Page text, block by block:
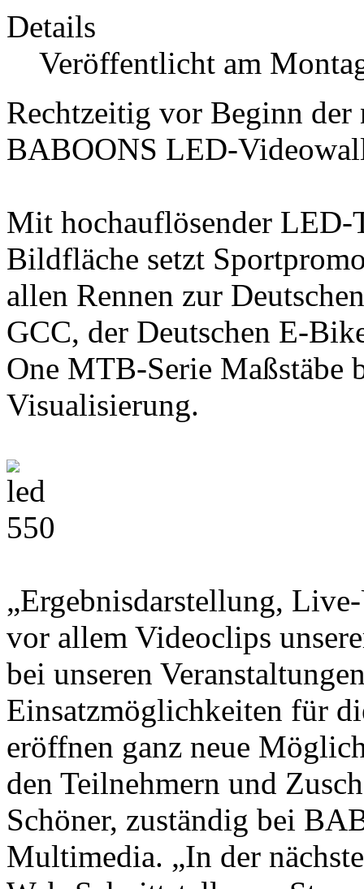
Details
Veröffentlicht am
Rechtzeitig vor Beginn der
BABOONS LED-
Mit hochauflösender LED-
Bildfläche setzt
allen Rennen zur
GCC, der Deutschen E-
One MTB-Serie Maßstäbe
Visualisierung.
„Ergebnisdarstellung,
vor allem Videoclips
bei unseren
Einsatzmöglichkeiten für
eröffnen ganz neue
den Teilnehmern und
Schöner, zuständig bei
Multimedia. „In der